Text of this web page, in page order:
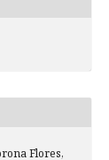
Flores,